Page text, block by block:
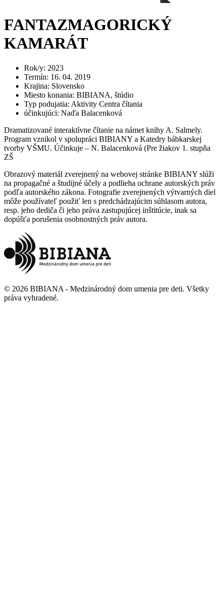
FANTAZMAGORICKÝ
KAMARÁT
Rok/y: 2023
Termín: 16. 04. 2019
Krajina: Slovensko
Miesto konania: BIBIANA, štúdio
Typ podujatia: Aktivity Centra čítania
účinkujúci: Naďa Balacenková
Dramatizované interaktívne čítanie na námet knihy A. Salmely.
Program vznikol v spolupráci BIBIANY a Katedry bábkarskej
tvorby VŠMU. Účinkuje – N. Balacenková (Pre žiakov 1. stupňa
ZŠ
Obrazový materiál zverejnený na webovej stránke BIBIANY slúži
na propagačné a študijné účely a podlieha ochrane autorských práv
podľa autorského zákona. Fotografie zverejnených výtvarných diel
môže používateľ použiť len s predchádzajúcim súhlasom autora,
resp. jeho dediča či jeho práva zastupujúcej inštitúcie, inak sa
dopúšťa porušenia osobnostných práv autora.
© 2026 BIBIANA - Medzinárodný dom umenia pre deti. Všetky
práva vyhradené.